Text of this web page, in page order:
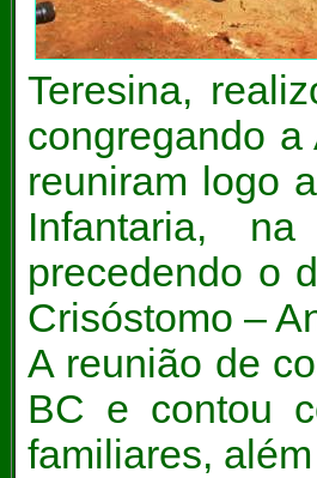
Teresina,
congregando
reuniram logo
Infantaria,
precedendo o
Crisóstomo –
A reunião de
BC e contou
familiares,